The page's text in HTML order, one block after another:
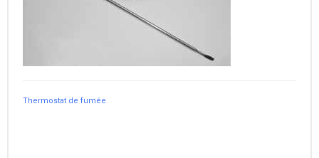
Thermostat de fumée